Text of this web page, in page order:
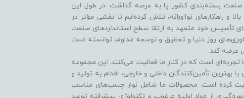
هدف رفع نیازهای صنعت بسته‌بندی کشور پا به عرصه گذاشت. در طول این
و راهکارهای نوآورانه، تلاش کرده‌ایم تا نقشی مؤثر در
تأسیس خود متعهد به ارتقا سطح استانداردهای صنعت
روز دنیا و تحقیق و توسعه مداوم، توانسته است
عرضه کند.
است که در کنار ما فعالیت می‌کنند. این مجموعه
با بهترین تأمین‌کنندگان داخلی و خارجی، اقدام به تولید و
کرده است. محصولات ما شامل نوار چسب‌های مناسب
از مواد اولیه مرغوب و تکنولوژی پیشرفته تولید